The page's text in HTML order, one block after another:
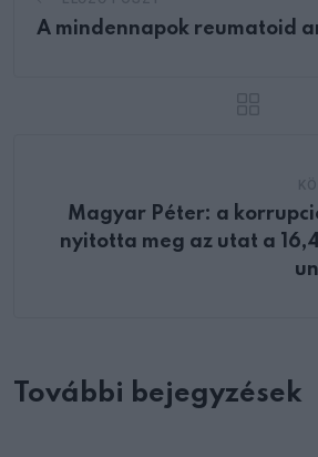
A mindennapok reumatoid
Magyar Péter: a
nyitotta meg az utat a
További bejegyzések